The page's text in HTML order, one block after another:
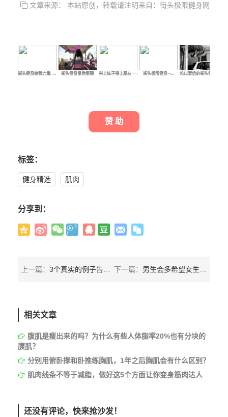
文章来源： 本站原创，转载请注明来自：街头极限健身网
街头健身给我力量, … 街头健身皇后集锦 带上妹子带上基友 一… 街头极限健身 –… 难以置信的街头健身…
赞 助
标签：
健身精选 肌肉
分享到：
上一篇： 3个真实的例子告诉你，使用类固醇健身1年会变成什么样子 下一篇： 男生会多希望女生有马甲线？教你7个虐腹动作，一个男神也跑不了
相关文章
腹肌是瘦出来的吗？为什么有些人体脂率20%也有分块的
腹肌？
分别用俯卧撑和卧推练胸肌，1年之后胸肌会有什么区别？
肌肉线条不等于减脂，做好这5个方面让你变身筋肉达人
还没有评论，快来抢沙发！